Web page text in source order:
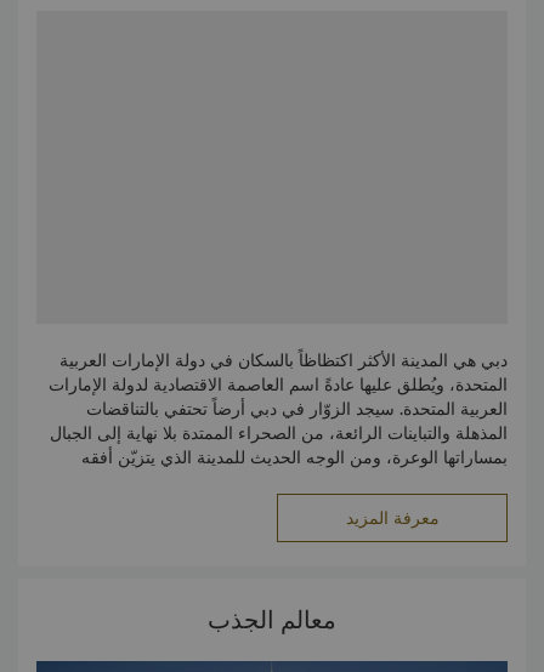
دبي هي المدينة الأكثر اكتظاظاً بالسكان في دولة الإمارات العربية
المتحدة، ويُطلق عليها عادةً اسم العاصمة الاقتصادية لدولة الإمارات
العربية المتحدة. سيجد الزوّار في دبي أرضاً تحتفي بالتناقضات
المذهلة والتباينات الرائعة، من الصحراء الممتدة بلا نهاية إلى الجبال
بمساراتها الوعرة، ومن الوجه الحديث للمدينة الذي يتزيّن أفقه
يعيش تحت سمائها من أعداد كبيرة من الوافدين والمغتربين، أصبحت
دبي بوتقة تمتزج فيها العديد من الثقافات، وتحتضن الكنائس والمعابد
معرفة المزيد
معالم الجذب